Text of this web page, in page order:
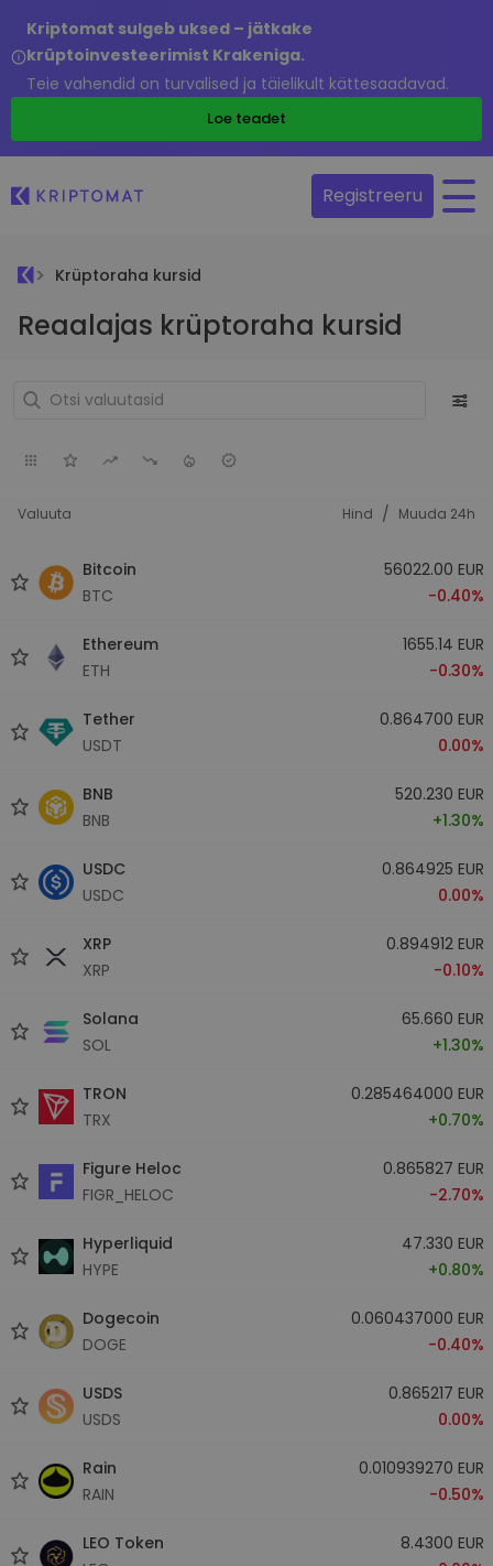
Kriptomat sulgeb uksed – jätkake
krüptoinvesteerimist Krakeniga.
Teie vahendid on turvalised ja täielikult kättesaadavad.
Loe teadet
Registreeru
Krüptoraha kursid
Reaalajas krüptoraha kursid
Valuuta Hind / Muuda 24h
Bitcoin
BTC
56022.00 EUR
-0.40%
Ethereum
ETH
1655.14 EUR
-0.30%
Tether
USDT
0.864700 EUR
0.00%
BNB
BNB
520.230 EUR
+1.30%
USDC
USDC
0.864925 EUR
0.00%
XRP
XRP
0.894912 EUR
-0.10%
Solana
SOL
65.660 EUR
+1.30%
TRON
TRX
0.285464000 EUR
+0.70%
Figure Heloc
FIGR_HELOC
0.865827 EUR
-2.70%
Hyperliquid
HYPE
47.330 EUR
+0.80%
Dogecoin
DOGE
0.060437000 EUR
-0.40%
USDS
USDS
0.865217 EUR
0.00%
Rain
RAIN
0.010939270 EUR
-0.50%
LEO Token
8.4300 EUR